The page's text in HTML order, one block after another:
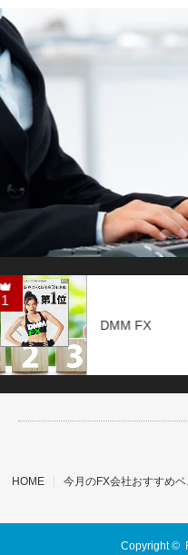
HOME 今月のFX会社おすすめ
Copyright ©